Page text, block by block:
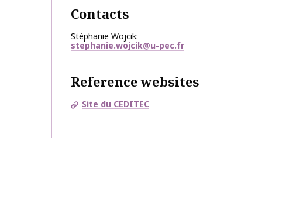
Contacts
Stéphanie Wojcik
stephanie.wojcik@u-pec.fr
Reference websites
Site du CEDITEC